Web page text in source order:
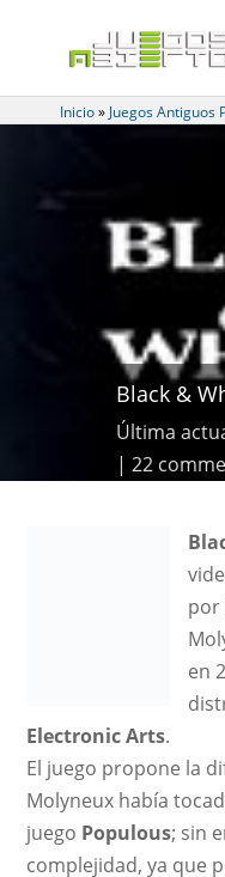
Inicio» Juegos Antiguos
Black &
Última
22
por
en
Electronic Arts.
El juego propone la
Molyneux había
juego Populous; sin
complejidad, ya que